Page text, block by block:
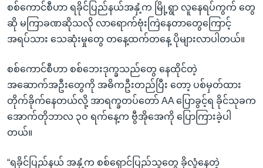
စစ်ကောင်စီဟာ ရခိုင်ပြည်နယ်အနှံ့က မြို့ရွာ လူနေရပ်ကွက် တွေ
ဆို မကြာခဏဆိုသလို လာရောက်ဗုံးကြဲနေတာတွေကြောင့်
အရပ်သား သေဆုံးမှုတွေ တနေ့ထက်တနေ့ ပိုများလာပါတယ်။
စစ်ကောင်စီဟာ စစ်ဘေးဒုက္ခသည်တွေ နေထိုင်တဲ့
အဆောက်အဦးတွေကို အဓိကဦးတည်ပြီး တော့ ပစ်မှတ်ထား
တိုက်ခိုက်နေတယ်လို့ အာရက္ခတပ်တော် AA ပြောခွင့်ရ ခိုင်သုခက
အောက်တိုဘာလ ၃ဝ ရက်နေ့က ဗွီအိုအေကို ပြောကြားခဲ့ပါ
တယ်။
“ရခိုင်ပြည်နယ် အနှံ့က စစ်ရှောင်ပြည်သူတွေ ခိုလှုံနေတဲ့